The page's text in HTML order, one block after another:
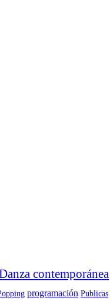
contemporánea
programación Publicas